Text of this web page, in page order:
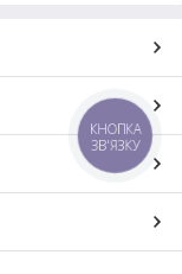
КНОПКА
ЗВ'ЯЗКУ